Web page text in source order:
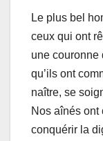
Le plus bel
ceux qui ont
une couronne
qu’ils ont
naître, se
Nos aînés ont
conquérir la